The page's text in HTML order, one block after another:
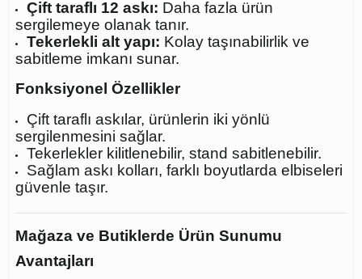
Çift taraflı 12 askı: Daha fazla ürün
sergilemeye olanak tanır.
Tekerlekli alt yapı: Kolay taşınabilirlik ve
sabitleme imkanı sunar.
Fonksiyonel Özellikler
Çift taraflı askılar, ürünlerin iki yönlü
sergilenmesini sağlar.
Tekerlekler kilitlenebilir, stand sabitlenebilir.
Sağlam askı kolları, farklı boyutlarda elbiseleri
güvenle taşır.
Mağaza ve Butiklerde Ürün Sunumu
Avantajları